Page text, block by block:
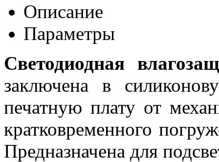
Описание
Параметры
Светодиодная
заключена в
печатную плату от
кратковременного
Предназначена для